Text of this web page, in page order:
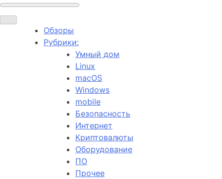
Обзоры
Рубрики:
Умный дом
Linux
macOS
Windows
mobile
Безопасность
Интернет
Криптовалюты
Оборудование
ПО
Прочее